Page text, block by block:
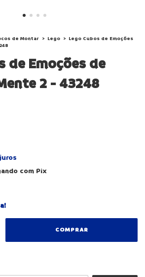
de Montar > Lego > Lego Cubos de Emoções
de Emoções de
2 - 43248
com Pix